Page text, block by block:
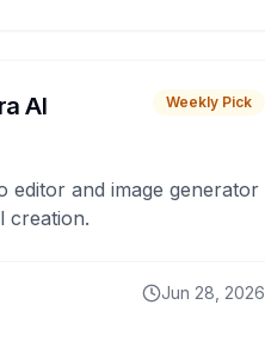
AI Weekly Pick
editor and image generator
creation.
Jun 28, 2026